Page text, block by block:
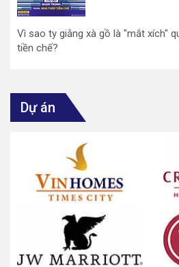
Vì sao ty giằng xà gồ là "mắt xích"
tiền chế?
Dự án